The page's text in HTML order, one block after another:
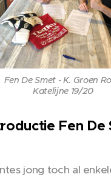
Fen De Smet - K. Groen
Katelijne 19/20
Fen De
jong toch al